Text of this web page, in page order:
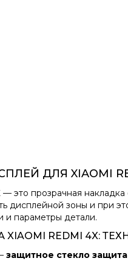
ДЛЯ XIAOMI
— это прозрачная
дисплейной зоны и при
и параметры детали.
REDMI 4X:
защитное стекло